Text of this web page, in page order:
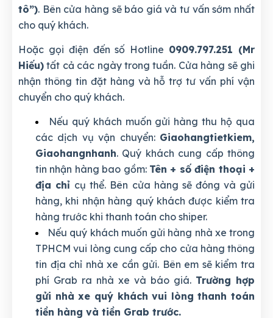
tô”). Bên cửa hàng sẽ báo giá và tư vấn sớm nhất
cho quý khách.
Hoặc gọi điện đến số Hotline 0909.797.251 (Mr
Hiếu) tất cả các ngày trong tuần. Cửa hàng sẽ ghi
nhận thông tin đặt hàng và hỗ trợ tư vấn phí vận
chuyển cho quý khách.
Nếu quý khách muốn gửi hàng thu hộ qua
các dịch vụ vận chuyển: Giaohangtietkiem,
Giaohangnhanh. Quý khách cung cấp thông
tin nhận hàng bao gồm: Tên + số điện thoại +
địa chỉ cụ thể. Bên cửa hàng sẽ đóng và gửi
hàng, khi nhận hàng quý khách được kiểm tra
hàng trước khi thanh toán cho shiper.
Nếu quý khách muốn gửi hàng nhà xe trong
TPHCM vui lòng cung cấp cho cửa hàng thông
tin địa chỉ nhà xe cần gửi. Bên em sẽ kiểm tra
phí Grab ra nhà xe và báo giá. Trường hợp
gửi nhà xe quý khách vui lòng thanh toán
tiền hàng và tiền Grab trước.